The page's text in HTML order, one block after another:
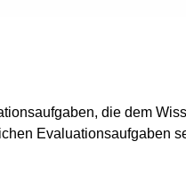
die dem
Evaluationsaufgaben